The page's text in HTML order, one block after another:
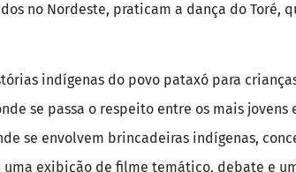
no Nordeste, praticam a dança do Toré,
indígenas do povo pataxó para
se passa o respeito entre os mais jovens
se envolvem brincadeiras indígenas,
exibição de filme temático, debate e